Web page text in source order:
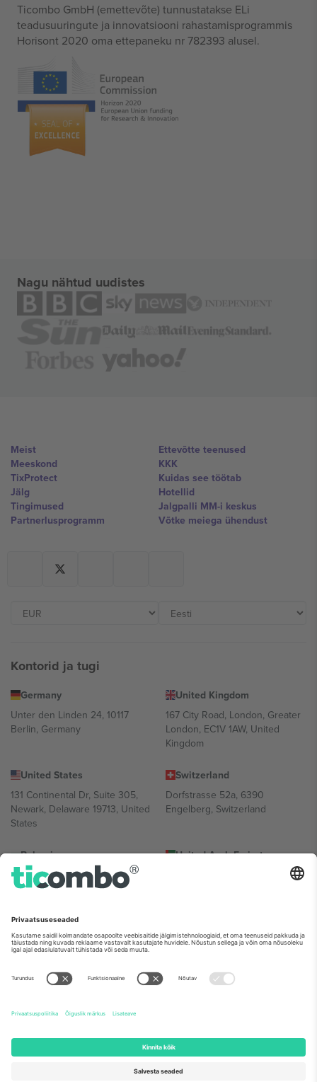
Ticombo GmbH (emettevõte) tunnustatakse ELi
teadusuuringute ja innovatsiooni rahastamisprogrammis
Horisont 2020 oma ettepaneku nr 782393 alusel.
Nagu nähtud uudistes
Meist
Meeskond
TixProtect
Jälg
Tingimused
Partnerlusprogramm
Ettevõtte teenused
KKK
Kuidas see töötab
Hotellid
Jalgpalli MM-i keskus
Võtke meiega ühendust
Kontorid ja tugi
Germany
Unter den Linden 24, 10117
Berlin, Germany
United Kingdom
167 City Road, London, Greater
London, EC1V 1AW, United
Kingdom
United States
131 Continental Dr, Suite 305,
Newark, Delaware 19713, United
States
Switzerland
Dorfstrasse 52a, 6390
Engelberg, Switzerland
Bulgaria
Regus Sofia City West, bul
Totleben 53-55, 1606 Sofia,
United Arab Emirates
UAE Dubai Silicon Oasis, DDP
Mexico
Av Chapultepec 360, Roma
Norte, Cuauhtémoc, 06700
Ciudad de México, CDMX,
sündmusest ja/või domeenist. Detailide jaoks vaata konkreetse
sündmuse lehte, impressumit ja tingimusi.,
2026 Ticombo. Kõik õigused kaitstud.